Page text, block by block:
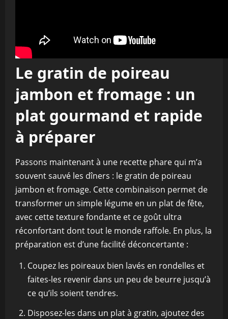
Le gratin de poireau
jambon et fromage : un
plat gourmand et rapide
à préparer
Passons maintenant à une recette phare qui m’a
souvent sauvé les dîners : le gratin de poireau
jambon et fromage. Cette combinaison permet de
transformer un simple légume en un plat de fête,
avec cette texture fondante et ce goût ultra
réconfortant dont tout le monde raffole. En plus, la
préparation est d’une facilité déconcertante :
Coupez les poireaux bien lavés en rondelles et
faites-les revenir dans un peu de beurre jusqu’à
ce qu’ils soient tendres.
Disposez-les dans un plat à gratin, ajoutez des